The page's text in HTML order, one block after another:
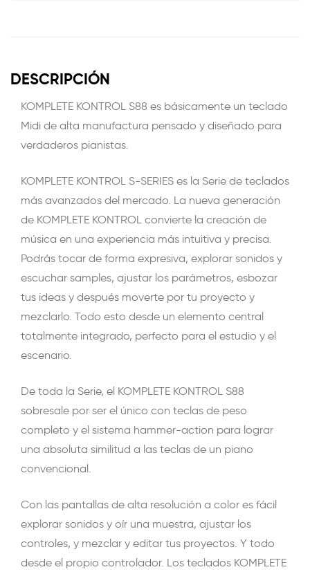
DESCRIPCIÓN
KOMPLETE KONTROL S88 es básicamente un teclado
Midi de alta manufactura pensado y diseñado para
verdaderos pianistas.
KOMPLETE KONTROL S-SERIES es la Serie de teclados
más avanzados del mercado. La nueva generación
de KOMPLETE KONTROL convierte la creación de
música en una experiencia más intuitiva y precisa.
Podrás tocar de forma expresiva, explorar sonidos y
escuchar samples, ajustar los parámetros, esbozar
tus ideas y después moverte por tu proyecto y
mezclarlo. Todo esto desde un elemento central
totalmente integrado, perfecto para el estudio y el
escenario.
De toda la Serie, el KOMPLETE KONTROL S88
sobresale por ser el único con teclas de peso
completo y el sistema hammer-action para lograr
una absoluta similitud a las teclas de un piano
convencional.
Con las pantallas de alta resolución a color es fácil
explorar sonidos y oír una muestra, ajustar los
controles, y mezclar y editar tus proyectos. Y todo
desde el propio controlador. Los teclados KOMPLETE